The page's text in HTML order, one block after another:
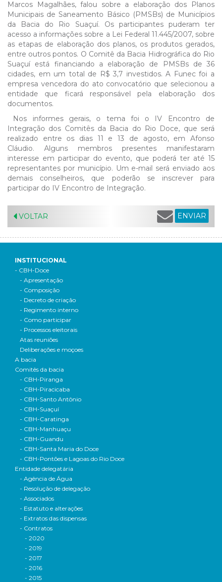
Marcos Magalhães, falou sobre a elaboração dos Planos
Municipais de Saneamento Básico (PMSBs) de Municípios
da Bacia do Rio Suaçuí. Os participantes puderam ter
acesso a informações sobre a Lei Federal 11.445/2007, sobre
as etapas de elaboração dos planos, os produtos gerados,
entre outros pontos. O Comitê da Bacia Hidrográfica do Rio
Suaçuí está financiando a elaboração de PMSBs de 36
cidades, em um total de R$ 3,7 investidos. A Funec foi a
empresa vencedora do ato convocatório que selecionou a
entidade que ficará responsável pela elaboração dos
documentos.
Nos informes gerais, o tema foi o IV Encontro de
Integração dos Comitês da Bacia do Rio Doce, que será
realizado entre os dias 11 e 13 de agosto, em Afonso
Cláudio. Alguns membros presentes manifestaram
interesse em participar do evento, que poderá ter até 15
representantes por município. Um e-mail será enviado aos
demais conselheiros, que poderão se inscrever para
participar do IV Encontro de Integração.
VOLTAR ENVIAR
INSTITUCIONAL
- CBH-Doce
- Apresentação
- Composição
- Decreto de criação
- Regimento interno
- Como participar
- Processos eleitorais
Atas reuniões
Deliberações e moçoes
A bacia
Comitês da bacia
- CBH-Piranga
- CBH-Piracicaba
- CBH-Santo Antônio
- CBH-Suaçuí
- CBH-Caratinga
- CBH-Manhuaçu
- CBH-Guandu
- CBH-Santa Maria do Doce
- CBH-Pontões e Lagoas do Rio Doce
Entidade delegatária
- Agência de Água
- Resolução de delegação
- Associados
- Estatuto e alterações
- Extratos das dispensas
- Contratos
- 2020
- 2019
- 2017
- 2016
- 2015